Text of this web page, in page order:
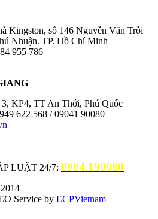
Kingston, số 146 Nguyễn Văn Trỗi
Nhuận. TP. Hồ Chí Minh
955 786
KP4, TT An Thới, Phú Quốc
622 568 / 09041 90080
LUẬT 24/7: 0904.190080
Service by ECPVietnam